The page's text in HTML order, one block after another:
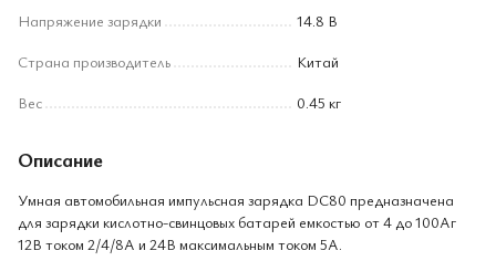
Напряжение зарядки
14.8 В
Страна производитель
Китай
Вес
0.45 кг
Описание
Умная автомобильная импульсная зарядка DC80 предназначена
для зарядки кислотно-свинцовых батарей емкостью от 4 до 100Аг
12В током 2/4/8А и 24В максимальным током 5А.